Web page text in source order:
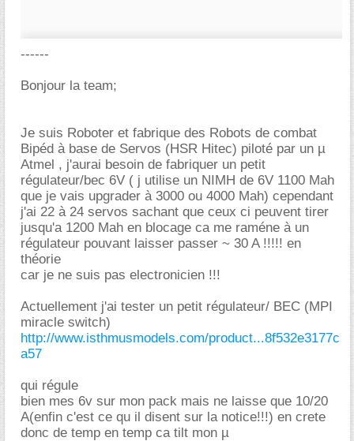
------
Bonjour la team;
Je suis Roboter et fabrique des Robots de combat
Bipéd à base de Servos (HSR Hitec) piloté par un µ
Atmel , j'aurai besoin de fabriquer un petit
régulateur/bec 6V ( j utilise un NIMH de 6V 1100 Mah
que je vais upgrader à 3000 ou 4000 Mah) cependant
j'ai 22 à 24 servos sachant que ceux ci peuvent tirer
jusqu'a 1200 Mah en blocage ca me raméne à un
régulateur pouvant laisser passer ~ 30 A !!!!! en
théorie
car je ne suis pas electronicien !!!
Actuellement j'ai tester un petit régulateur/ BEC (MPI
miracle switch)
http://www.isthmusmodels.com/product...8f532e3177c
a57
qui régule
bien mes 6v sur mon pack mais ne laisse que 10/20
A(enfin c'est ce qu il disent sur la notice!!!) en crete
donc de temp en temp ca tilt mon µ